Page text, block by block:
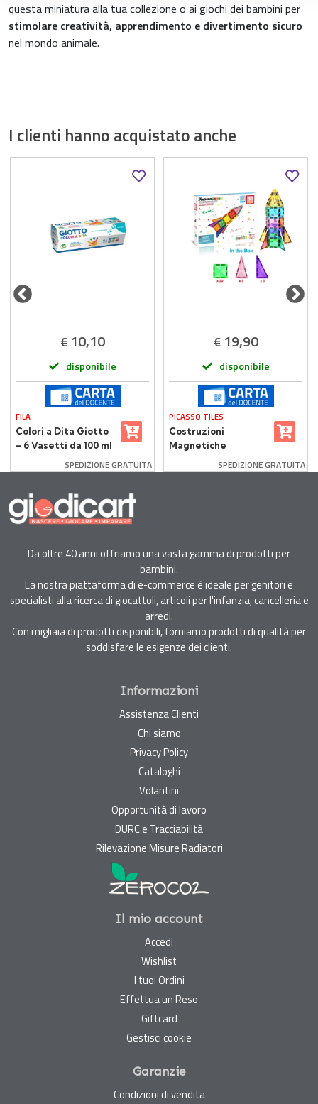
questa miniatura alla tua collezione o ai giochi dei bambini per
stimolare creatività, apprendimento e divertimento sicuro
nel mondo animale.
I clienti hanno acquistato anche
€ 10,10
disponibile
FILA
Colori a Dita Giotto
– 6 Vasetti da 100 ml
SPEDIZIONE GRATUITA
€ 19,90
disponibile
PICASSO TILES
Costruzioni
Magnetiche
Tiles 30 Piastrelle
SPEDIZIONE GRATUITA
Da oltre 40 anni offriamo una vasta gamma di prodotti per
bambini.
La nostra piattaforma di e-commerce è ideale per genitori e
specialisti alla ricerca di giocattoli, articoli per l'infanzia, cancelleria e
arredi.
Con migliaia di prodotti disponibili, forniamo prodotti di qualità per
soddisfare le esigenze dei clienti.
Informazioni
Assistenza Clienti
Chi siamo
Privacy Policy
Cataloghi
Volantini
Opportunità di lavoro
DURC e Tracciabilità
Rilevazione Misure Radiatori
Il mio account
Accedi
Wishlist
I tuoi Ordini
Effettua un Reso
Giftcard
Gestisci cookie
Garanzie
Condizioni di vendita